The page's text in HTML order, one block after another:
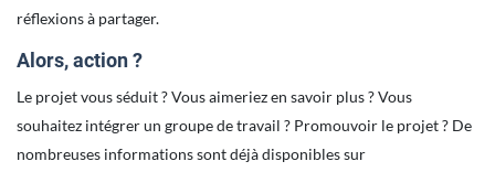
réflexions à partager.
Alors, action ?
Le projet vous séduit ? Vous aimeriez en savoir plus ? Vous
souhaitez intégrer un groupe de travail ? Promouvoir le projet ? De
nombreuses informations sont déjà disponibles sur